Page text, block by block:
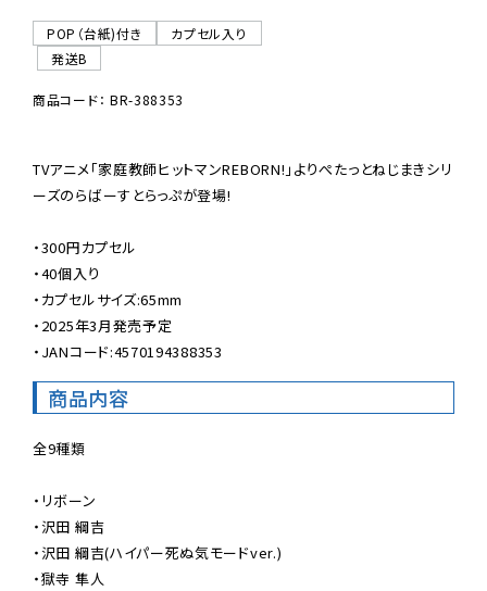
POP（台紙)付き
カプセル入り
発送B
商品コード： BR-388353
TVアニメ「家庭教師ヒットマンREBORN!」よりぺたっとねじまきシリ
ーズのらばーすとらっぷが登場!
・300円カプセル
・40個入り
・カプセルサイズ:65mm
・2025年3月発売予定
・JANコード:4570194388353
商品内容
全9種類
・リボーン
・沢田 綱吉
・沢田 綱吉(ハイパー死ぬ気モードver.)
・獄寺 隼人